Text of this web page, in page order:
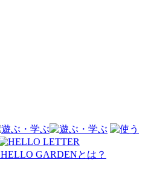
HELLO GARDENとは？